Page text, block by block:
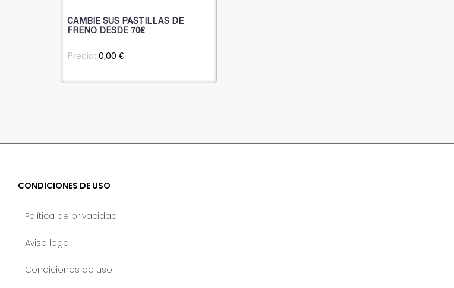
CAMBIE SUS PASTILLAS DE
FRENO DESDE 70€
Precio: 0,00 €
CONDICIONES DE USO
Política de privacidad
Aviso legal
Condiciones de uso